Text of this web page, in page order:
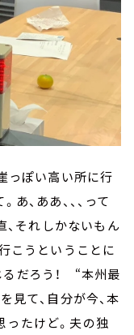
っぽい高い所に行
、ああ、、、って
、それしかないもん
こうということに
るだろう！ “本州最
見て、自分が今、本
たけど。夫の独